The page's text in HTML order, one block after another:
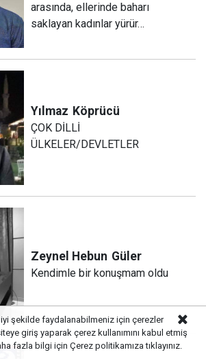
arasında, ellerinde baharı
saklayan kadınlar yürür…
Yılmaz Köprücü
ÇOK DİLLİ
ÜLKELER/DEVLETLER
Zeynel Hebun Güler
Kendimle bir konuşmam oldu
şekilde faydalanabilmeniz için çerezler
giriş yaparak çerez kullanımını kabul etmiş
fazla bilgi için Çerez politikamıza tıklayınız.